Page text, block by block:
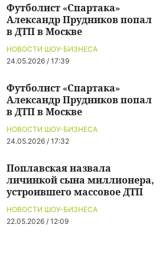
НОВОСТИ ШОУ-БИЗНЕСА
24.05.2026 / 17:39
Футболист «Спартака»
Александр Прудников попал
в ДТП в Москве
НОВОСТИ ШОУ-БИЗНЕСА
24.05.2026 / 17:32
Футболист «Спартака»
Александр Прудников попал
в ДТП в Москве
НОВОСТИ ШОУ-БИЗНЕСА
22.05.2026 / 12:09
Поплавская назвала
личинкой сына миллионера,
устроившего массовое ДТП